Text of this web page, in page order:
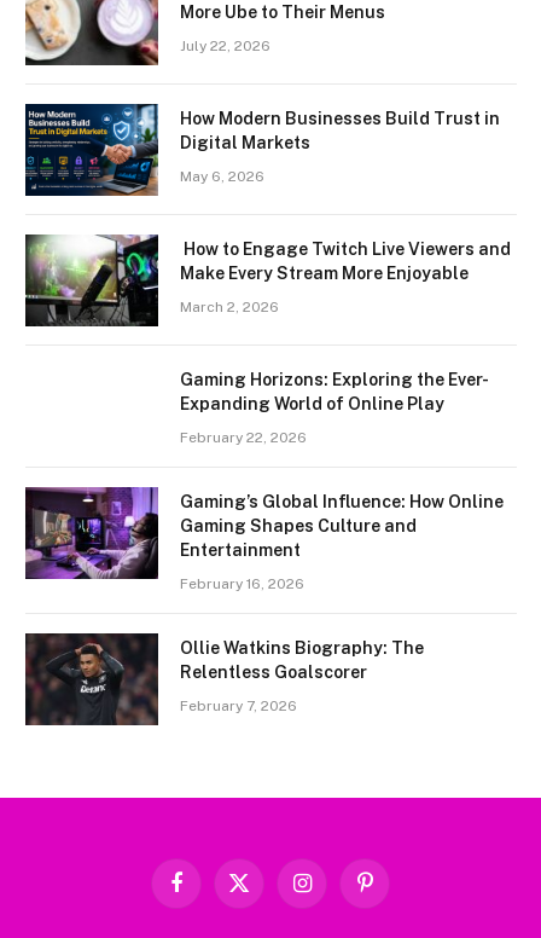
More Ube to Their Menus
July 22, 2026
How Modern Businesses Build Trust in
Digital Markets
May 6, 2026
How to Engage Twitch Live Viewers and
Make Every Stream More Enjoyable
March 2, 2026
Gaming Horizons: Exploring the Ever-
Expanding World of Online Play
February 22, 2026
Gaming’s Global Influence: How Online
Gaming Shapes Culture and
Entertainment
February 16, 2026
Ollie Watkins Biography: The
Relentless Goalscorer
February 7, 2026
Facebook
X
InstagramPinterest